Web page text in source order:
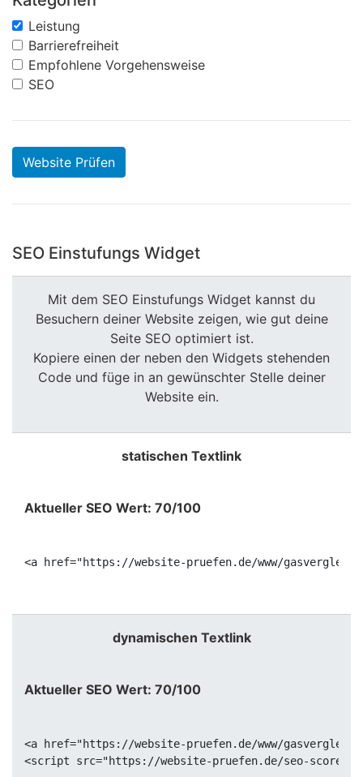
Leistung
Barrierefreiheit
Empfohlene Vorgehensweise
SEO
Website Prüfen
SEO Einstufungs Widget
Mit dem SEO Einstufungs Widget kannst du
Besuchern deiner Website zeigen, wie gut deine
Seite SEO optimiert ist.
Kopiere einen der neben den Widgets stehenden
Code und füge in an gewünschter Stelle deiner
Website ein.
statischen Textlink
Aktueller SEO Wert: 70/100
<a href="https://website-pruefen.de/www/
dynamischen Textlink
Aktueller SEO Wert: 70/100
<a href="https://website-pruefen.de/www/